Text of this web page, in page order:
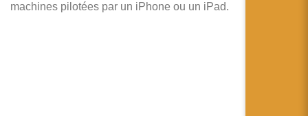
machines pilotées par un iPhone ou un iPad.